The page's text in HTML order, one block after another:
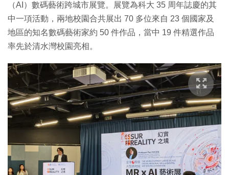
（AI）數碼藝術跨城市展覽。展覽為科大 35 周年誌慶的其
中一項活動，兩地校園合共展出 70 多位來自 23 個國家及
地區的知名數碼藝術家約 50 件作品，當中 19 件精選作品
率先於清水灣校園亮相。